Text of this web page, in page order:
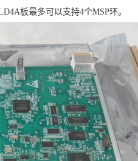
板最多可以支持4个MSP环。